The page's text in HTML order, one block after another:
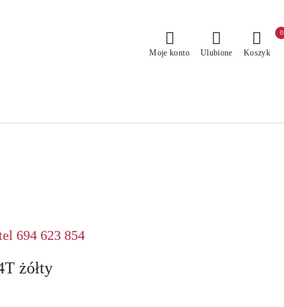
Moje konto Ulubione Koszyk
0
694 623 854
żółty